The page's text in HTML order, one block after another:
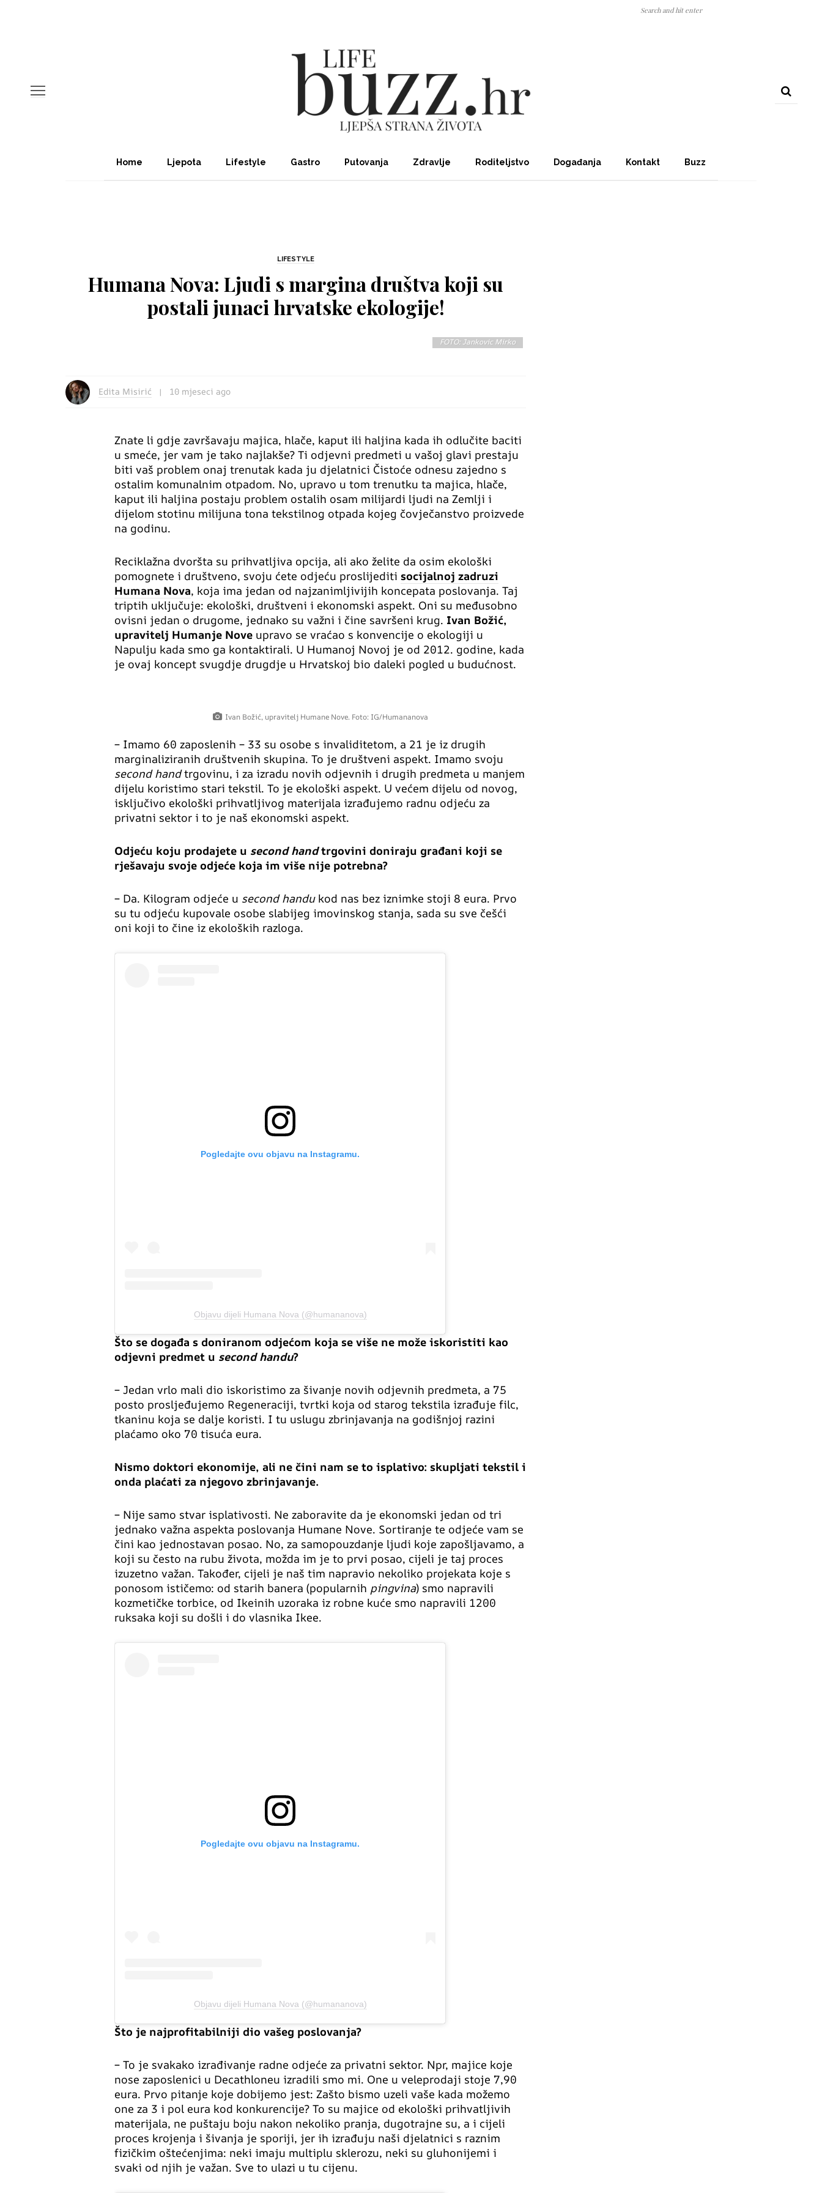
Home Ljepota Lifestyle Gastro Putovanja Zdravlje Roditeljstvo Događanja Kontakt Buzz
LIFESTYLE
Humana Nova: Ljudi s margina društva koji su
postali junaci hrvatske ekologije!
FOTO: Jankovic Mirko
Edita Misirić 10 mjeseci ago
Znate li gdje završavaju majica, hlače, kaput ili haljina kada ih odlučite baciti
u smeće, jer vam je tako najlakše? Ti odjevni predmeti u vašoj glavi prestaju
biti vaš problem onaj trenutak kada ju djelatnici Čistoće odnesu zajedno s
ostalim komunalnim otpadom. No, upravo u tom trenutku ta majica, hlače,
kaput ili haljina postaju problem ostalih osam milijardi ljudi na Zemlji i
dijelom stotinu milijuna tona tekstilnog otpada kojeg čovječanstvo proizvede
na godinu.
Reciklažna dvoršta su prihvatljiva opcija, ali ako želite da osim ekološki
pomognete i društveno, svoju ćete odjeću proslijediti socijalnoj zadruzi
Humana Nova, koja ima jedan od najzanimljivijih koncepata poslovanja. Taj
triptih uključuje: ekološki, društveni i ekonomski aspekt. Oni su međusobno
ovisni jedan o drugome, jednako su važni i čine savršeni krug. Ivan Božić,
upravitelj Humanje Nove upravo se vraćao s konvencije o ekologiji u
Napulju kada smo ga kontaktirali. U Humanoj Novoj je od 2012. godine, kada
je ovaj koncept svugdje drugdje u Hrvatskoj bio daleki pogled u budućnost.
Ivan Božić, upravitelj Humane Nove. Foto: IG/Humananova
– Imamo 60 zaposlenih – 33 su osobe s invaliditetom, a 21 je iz drugih
marginaliziranih društvenih skupina. To je društveni aspekt. Imamo svoju
second handtrgovinu, i za izradu novih odjevnih i drugih predmeta u manjem
dijelu koristimo stari tekstil. To je ekološki aspekt. U većem dijelu od novog,
isključivo ekološki prihvatljivog materijala izrađujemo radnu odjeću za
privatni sektor i to je naš ekonomski aspekt.
Odjeću koju prodajete u second handtrgovini doniraju građani koji se
rješavaju svoje odjeće koja im više nije potrebna?
– Da. Kilogram odjeće u second handukod nas bez iznimke stoji 8 eura. Prvo
su tu odjeću kupovale osobe slabijeg imovinskog stanja, sada su sve češći
oni koji to čine iz ekoloških razloga.
Pogledajte ovu objavu na Instagramu.
Objavu dijeli Humana Nova (@humananova)
Što se događa s doniranom odjećom koja se više ne može iskoristiti kao
odjevni predmet u second handu?
– Jedan vrlo mali dio iskoristimo za šivanje novih odjevnih predmeta, a 75
posto prosljeđujemo Regeneraciji, tvrtki koja od starog tekstila izrađuje filc,
tkaninu koja se dalje koristi. I tu uslugu zbrinjavanja na godišnjoj razini
plaćamo oko 70 tisuća eura.
Nismo doktori ekonomije, ali ne čini nam se to isplativo: skupljati tekstil i
onda plaćati za njegovo zbrinjavanje.
– Nije samo stvar isplativosti. Ne zaboravite da je ekonomski jedan od tri
jednako važna aspekta poslovanja Humane Nove. Sortiranje te odjeće vam se
čini kao jednostavan posao. No, za samopouzdanje ljudi koje zapošljavamo, a
koji su često na rubu života, možda im je to prvi posao, cijeli je taj proces
izuzetno važan. Također, cijeli je naš tim napravio nekoliko projekata koje s
ponosom ističemo: od starih banera (popularnih pingvina) smo napravili
kozmetičke torbice, od Ikeinih uzoraka iz robne kuće smo napravili 1200
ruksaka koji su došli i do vlasnika Ikee.
Pogledajte ovu objavu na Instagramu.
Objavu dijeli Humana Nova (@humananova)
Što je najprofitabilniji dio vašeg poslovanja?
– To je svakako izrađivanje radne odjeće za privatni sektor. Npr, majice koje
nose zaposlenici u Decathloneu izradili smo mi. One u veleprodaji stoje 7,90
eura. Prvo pitanje koje dobijemo jest: Zašto bismo uzeli vaše kada možemo
one za 3 i pol eura kod konkurencije? To su majice od ekološki prihvatljivih
materijala, ne puštaju boju nakon nekoliko pranja, dugotrajne su, a i cijeli
proces krojenja i šivanja je sporiji, jer ih izrađuju naši djelatnici s raznim
fizičkim oštećenjima: neki imaju multiplu sklerozu, neki su gluhonijemi i
svaki od njih je važan. Sve to ulazi u tu cijenu.